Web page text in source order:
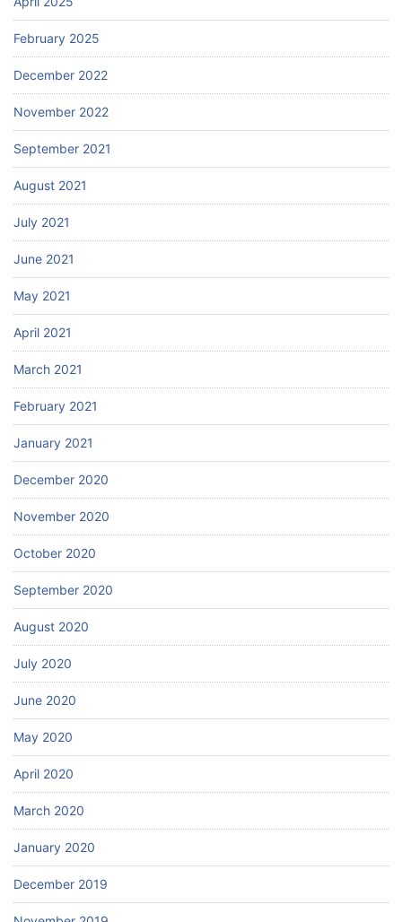
February 2025
December 2022
November 2022
September 2021
August 2021
July 2021
June 2021
May 2021
April 2021
March 2021
February 2021
January 2021
December 2020
November 2020
October 2020
September 2020
August 2020
July 2020
June 2020
May 2020
April 2020
March 2020
January 2020
December 2019